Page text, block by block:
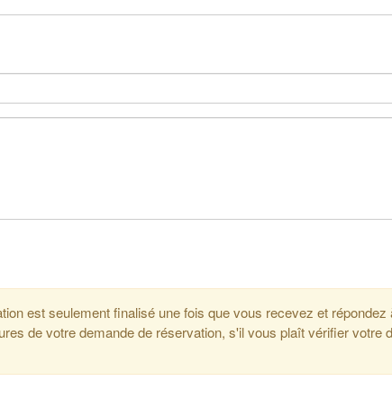
est seulement finalisé une fois que vous recevez et répondez
de votre demande de réservation, s'il vous plaît vérifier votre